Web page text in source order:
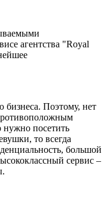
агентства "Royal
Поэтому, нет
нужно посетить
то всегда
большой
сервис –